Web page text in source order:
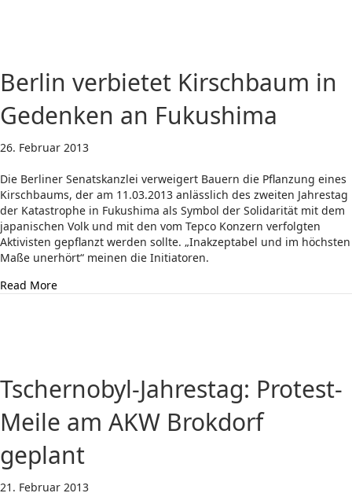
Berlin verbietet Kirschbaum in
Gedenken an Fukushima
26. Februar 2013
Die Berliner Senatskanzlei verweigert Bauern die Pflanzung eines
Kirschbaums, der am 11.03.2013 anlässlich des zweiten Jahrestag
der Katastrophe in Fukushima als Symbol der Solidarität mit dem
japanischen Volk und mit den vom Tepco Konzern verfolgten
Aktivisten gepflanzt werden sollte. „Inakzeptabel und im höchsten
Maße unerhört“ meinen die Initiatoren.
Read Moreabout Berlin verbietet Kirschbaum in Gedenken an
Tschernobyl-Jahrestag: Protest-
Meile am AKW Brokdorf
geplant
21. Februar 2013